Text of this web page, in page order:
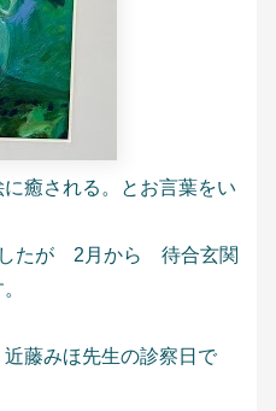
癒される。とお言葉をい
たが 2月から 待合玄関
藤みほ先生の診察日で